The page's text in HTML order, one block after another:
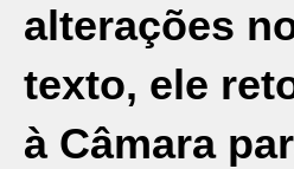
alterações
texto, ele
à Câmara